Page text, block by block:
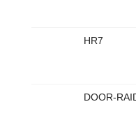
HR7
DOOR-